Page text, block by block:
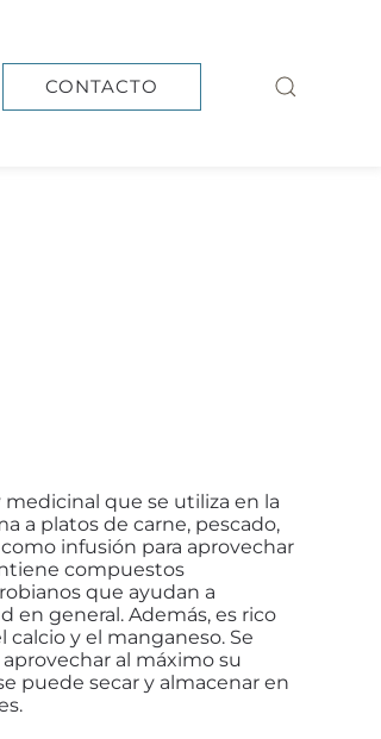
CONTACTO
que se utiliza en la
a platos de carne, pescado,
infusión para aprovechar
compuestos
que ayudan a
en general. Además, es rico
calcio y el manganeso. Se
al máximo su
puede secar y almacenar en